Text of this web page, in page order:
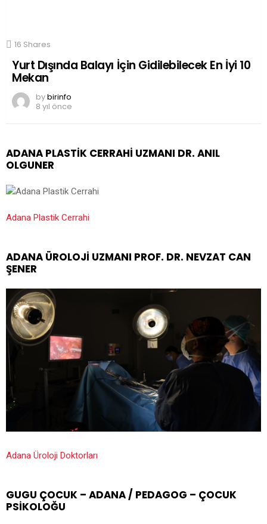
16 Shares
Yurt Dışında Balayı İçin Gidilebilecek En İyi 10
Mekan
bybirinfo
8 yıl önce
ADANA PLASTIK CERRAHI UZMANI DR. ANIL
OLGUNER
Adana Plastik Cerrahi
ADANA ÜROLOJI UZMANI PROF. DR. NEVZAT CAN
ŞENER
Adana Üroloji Doktorları
GUGU ÇOCUK – ADANA / PEDAGOG – ÇOCUK
PSIKOLOĞU